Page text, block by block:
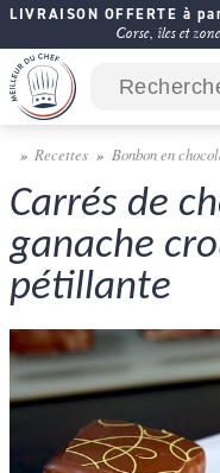
LIVRAISON OFFERTE à
Corse, îles et
Recettes Bonbon en
Carrés de
ganache
pétillante